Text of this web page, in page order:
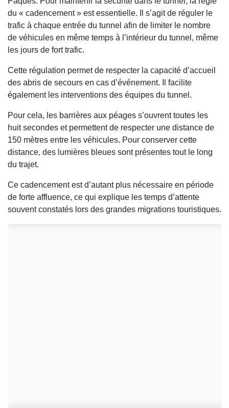
du « cadencement » est essentielle. Il s’agit de réguler le
trafic à chaque entrée du tunnel afin de limiter le nombre
de véhicules en même temps à l’intérieur du tunnel, même
les jours de fort trafic.
Cette régulation permet de respecter la capacité d’accueil
des abris de secours en cas d’événement. Il facilite
également les interventions des équipes du tunnel.
Pour cela, les barrières aux péages s’ouvrent toutes les
huit secondes et permettent de respecter une distance de
150 mètres entre les véhicules. Pour conserver cette
distance, des lumières bleues sont présentes tout le long
du trajet.
Ce cadencement est d’autant plus nécessaire en période
de forte affluence, ce qui explique les temps d’attente
souvent constatés lors des grandes migrations touristiques.